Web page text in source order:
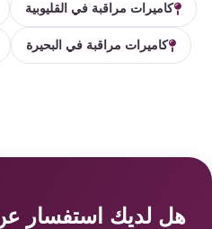
كاميرات مراقبة في القليوبية
كاميرات مراقبة في البحيرة
هل لديك استفسار عن